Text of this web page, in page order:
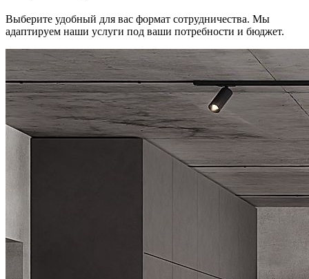
Выберите удобный для вас формат сотрудничества. Мы
адаптируем наши услуги под ваши потребности и бюджет.